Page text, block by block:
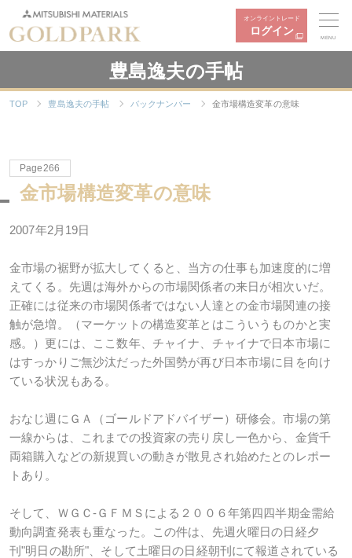
オンライントレード
ログイン
MENU
豊島逸夫の手帖
TOP 豊島逸夫の手帖 バックナンバー 金市場構造変革の意味
Page266
金市場構造変革の意味
2007年2月19日
金市場の裾野が拡大してくると、当方の仕事も加速度的に増
えてくる。先週は海外からの市場関係者の来日が相次いだ。
正確には従来の市場関係者ではない人達との金市場関連の接
触が急増。（マーケットの構造変革とはこういうものかと実
感。）更には、ここ数年、チャイナ、チャイナで日本市場に
はすっかりご無沙汰だった外国勢が再び日本市場に目を向け
ている状況もある。
おなじ週にＧＡ（ゴールドアドバイザー）研修会。市場の第
一線からは、これまでの投資家の売り戻し一色から、金貨千
両箱購入などの新規買いの動きが散見され始めたとのレポー
トあり。
そして、ＷＧＣ-ＧＦＭＳによる２００６年第四四半期金需給
動向調査発表も重なった。この件は、先週火曜日の日経夕
刊"明日の勘所"、そして土曜日の日経朝刊にて報道されている